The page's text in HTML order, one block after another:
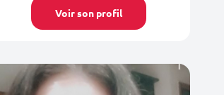
Voir son profil